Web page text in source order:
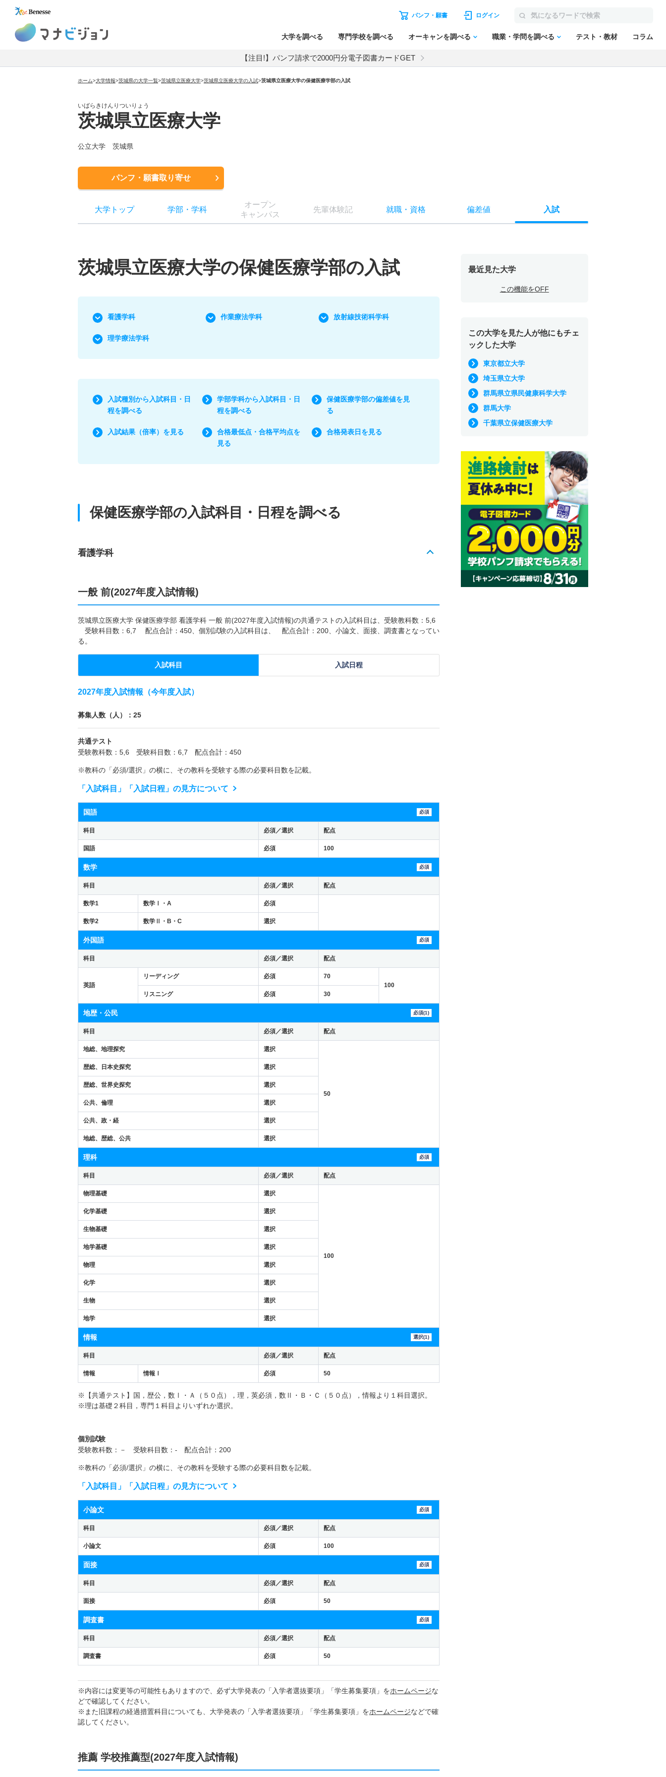
パンフ・願書 ログイン
大学を調べる 専門学校を調べる オーキャンを調べる 職業・学問を調べる テスト・教材 コラム
【注目!】パンフ請求で2000円分電子図書カードGET
ホーム>大学情報>茨城県の大学一覧>茨城県立医療大学>茨城県立医療大学の入試>茨城県立医療大学の保健医療学部の入試
いばらきけんりついりょう
茨城県立医療大学
公立大学 茨城県
パンフ・願書取り寄せ
大学トップ 学部 ・ 学科
オープン
キャンパス
先輩体験記 就職・ 資格 偏差値 入試
茨城県立医療大学の保健医療学部の入試
看護学科 作業療法学科 放射線技術科学科
理学療法学科
入試種別から入試科目・日
程を調べる
学部学科から入試科目・日
程を調べる
保健医療学部の偏差値を見
る
入試結果（倍率）を見る
合格最低点・合格平均点を
見る
合格発表日を見る
保健医療学部の入試科目・日程を調べる
看護学科
一般 前(2027年度入試情報)
茨城県立医療大学 保健医療学部 看護学科 一般 前(2027年度入試情報)の共通テストの入試科目は、受験教科数：5,6
受験科目数：6,7 配点合計：450、個別試験の入試科目は、 配点合計：200、小論文、面接、調査書となってい
る。
入試科目 入試日程
2027年度入試情報（今年度入試）
募集人数（人）：25
共通テスト
受験教科数：5,6 受験科目数：6,7 配点合計：450
※教科の「必須/選択」の横に、その教科を受験する際の必要科目数を記載。
「入試科目」「入試日程」の見方について
国語 必須
科目 必須／選択 配点
国語 必須 100
数学 必須
科目 必須／選択 配点
数学1 数学Ⅰ・A 必須
数学2 数学Ⅱ・B・C 選択
外国語 必須
科目 必須／選択 配点
英語
リーディング 必須
70
100
リスニング
必須 30
地歴・公民 必須(1)
科目 必須／選択 配点
地総、地理探究 選択
50
歴総、日本史探究 選択
歴総、世界史探究 選択
公共、倫理 選択
公共、政・経 選択
地総、歴総、公共 選択
理科 必須
科目 必須／選択 配点
物理基礎 選択
100
化学基礎 選択
生物基礎 選択
地学基礎 選択
物理 選択
化学 選択
生物 選択
地学 選択
情報 選択(1)
科目 必須／選択 配点
情報 情報Ⅰ 必須 50
※【共通テスト】国，歴公，数Ⅰ・Ａ（５０点），理，英必須，数Ⅱ・Ｂ・Ｃ（５０点），情報より１科目選択。
※理は基礎２科目，専門１科目よりいずれか選択。
個別試験
受験教科数：－ 受験科目数：- 配点合計：200
※教科の「必須/選択」の横に、その教科を受験する際の必要科目数を記載。
「入試科目」「入試日程」の見方について
小論文 必須
科目 必須／選択 配点
小論文 必須 100
面接 必須
科目 必須／選択 配点
面接 必須 50
調査書 必須
科目 必須／選択 配点
調査書 必須 50
※内容には変更等の可能性もありますので、必ず大学発表の「入学者選抜要項」「学生募集要項」をホームページな
どで確認してください。
※また旧課程の経過措置科目についても、大学発表の「入学者選抜要項」「学生募集要項」をホームページなどで確
認してください。
推薦 学校推薦型(2027年度入試情報)
最近見た大学
この機能をOFF
この大学を見た人が他にもチェ
ックした大学
東京都立大学
埼玉県立大学
群馬県立県民健康科学大学
群馬大学
千葉県立保健医療大学